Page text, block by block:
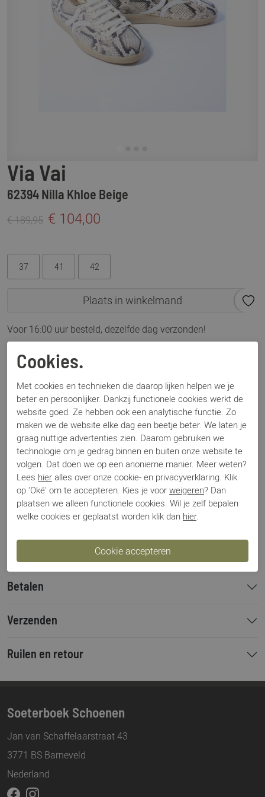
Via Vai
62394 Nilla Khloe Beige
€ 189,95 € 104,00
37 41 42
Plaats in winkelmand
Voor 16:00 uur besteld, dezelfde dag verzonden!
Omschrijving
Specificaties
Merk
Via Vai
Artikelnummer
62394 Nilla Khloe
Breedtemaat
G
Los voetbed
Ja
Categorie
Sneakers
Kleur
Beige
Bestelcode
000003579
Betalen
Verzenden
Ruilen en retour
Soeterboek Schoenen
Jan van Schaffelaarstraat 43
3771 BS Barneveld
Nederland
Cookies.
Met cookies en technieken die daarop lijken helpen we je
beter en persoonlijker. Dankzij functionele cookies werkt de
website goed. Ze hebben ook een analytische functie. Zo
maken we de website elke dag een beetje beter. We laten je
graag nuttige advertenties zien. Daarom gebruiken we
technologie om je gedrag binnen en buiten onze website te
volgen. Dat doen we op een anonieme manier. Meer weten?
Lees hier alles over onze cookie- en privacyverklaring. Klik
op 'Oké' om te accepteren. Kies je voor weigeren? Dan
plaatsen we alleen functionele cookies. Wil je zelf bepalen
welke cookies er geplaatst worden klik dan hier.